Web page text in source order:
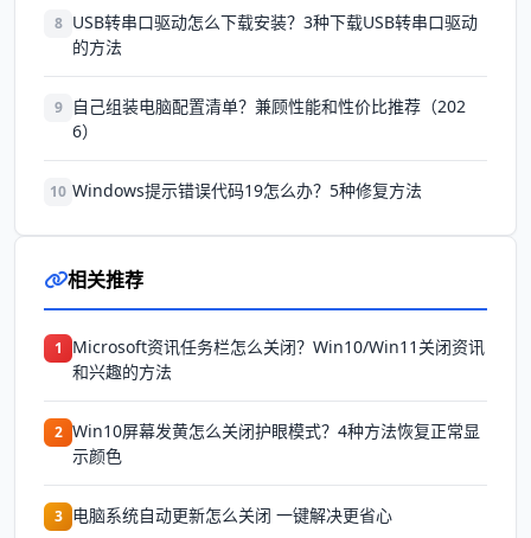
8 USB转串口驱动怎么下载安装？3种下载USB转串口驱动
的方法
9
自己组装电脑配置清单？兼顾性能和性价比推荐（202
6）
10 Windows提示错误代码19怎么办？5种修复方法
相关推荐
1
Microsoft资讯任务栏怎么关闭？Win10/Win11关闭资讯
和兴趣的方法
2 Win10屏幕发黄怎么关闭护眼模式？4种方法恢复正常显
示颜色
3 电脑系统自动更新怎么关闭 一键解决更省心